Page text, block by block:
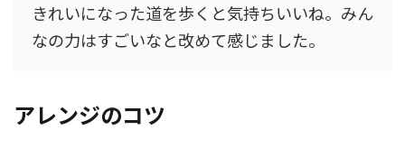
きれいになった道を歩くと気持ちいいね。みん
なの力はすごいなと改めて感じました。
アレンジのコツ